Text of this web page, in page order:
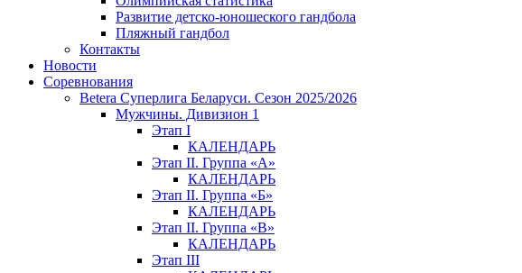
Развитие детско-юношеского гандбола
Пляжный гандбол
Контакты
Новости
Соревнования
Betera Суперлига Беларуси. Сезон 2025/2026
Мужчины. Дивизион 1
Этап I
КАЛЕНДАРЬ
Этап II. Группа «А»
КАЛЕНДАРЬ
Этап II. Группа «Б»
КАЛЕНДАРЬ
Этап II. Группа «В»
КАЛЕНДАРЬ
Этап III